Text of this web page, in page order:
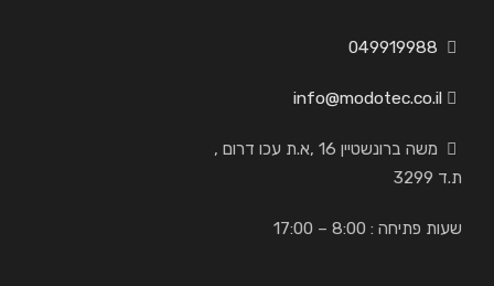
049919988
info@modotec.co.il
משה ברונשטיין 16 ,א.ת עכו דרום ,
ת.ד 3299
שעות פתיחה : 8:00 – 17:00